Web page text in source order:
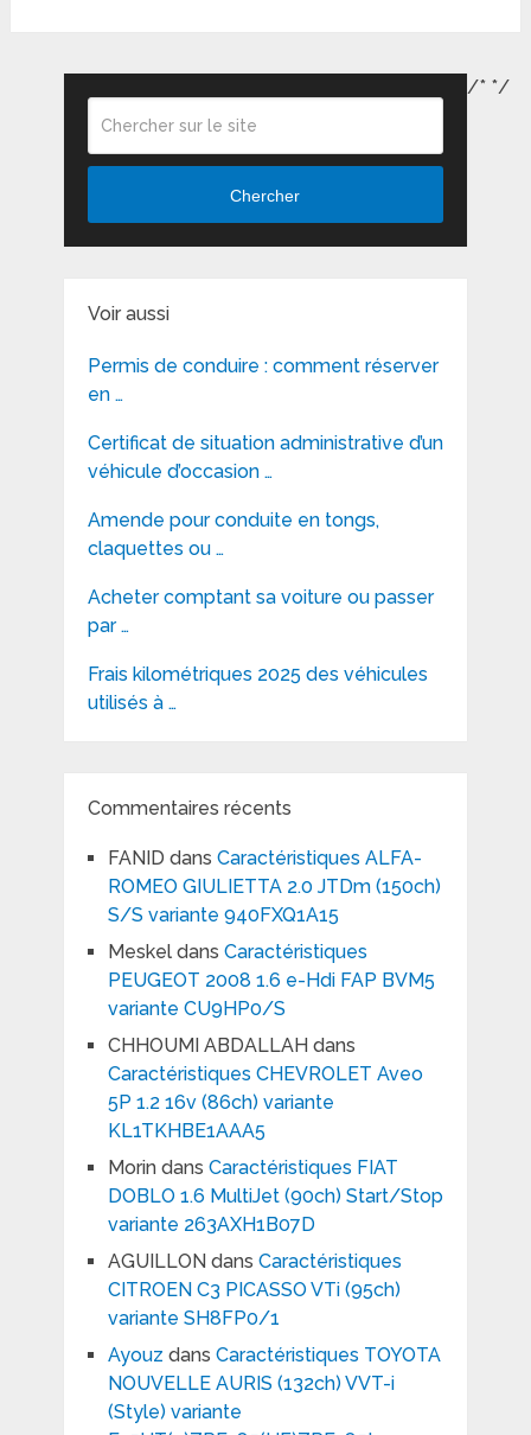
Chercher
Voir aussi
Permis de conduire : comment réserver
en …
Certificat de situation administrative d’un
véhicule d’occasion …
Amende pour conduite en tongs,
claquettes ou …
Acheter comptant sa voiture ou passer
par …
Frais kilométriques 2025 des véhicules
utilisés à …
Commentaires récents
FANID dans Caractéristiques ALFA-
ROMEO GIULIETTA 2.0 JTDm (150ch)
S/S variante 940FXQ1A15
Meskeldans Caractéristiques
PEUGEOT 2008 1.6 e-Hdi FAP BVM5
variante CU9HP0/S
CHHOUMI ABDALLAH dans
Caractéristiques CHEVROLET Aveo
5P 1.2 16v (86ch) variante
KL1TKHBE1AAA5
Morindans Caractéristiques FIAT
DOBLO 1.6 MultiJet (90ch) Start/Stop
variante 263AXH1B07D
AGUILLON dans Caractéristiques
CITROEN C3 PICASSO VTi (95ch)
variante SH8FP0/1
Ayouz dans Caractéristiques TOYOTA
NOUVELLE AURIS (132ch) VVT-i
(Style) variante
/* */